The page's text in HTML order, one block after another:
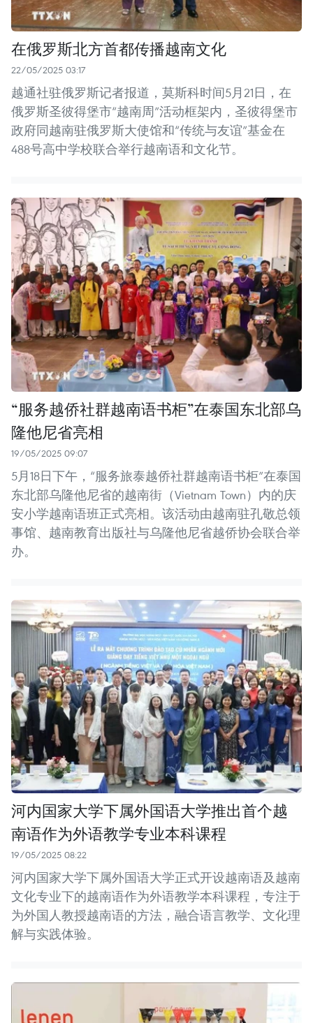
在俄罗斯北方首都传播越南文化
22/05/2025 03:17
越通社驻俄罗斯记者报道，莫斯科时间5月21日，在
俄罗斯圣彼得堡市“越南周”活动框架内，圣彼得堡市
政府同越南驻俄罗斯大使馆和“传统与友谊”基金在
488号高中学校联合举行越南语和文化节。
“服务越侨社群越南语书柜”在泰国东北部乌
隆他尼省亮相
19/05/2025 09:07
5月18日下午，“服务旅泰越侨社群越南语书柜”在泰国
东北部乌隆他尼省的越南街（Vietnam Town）内的庆
安小学越南语班正式亮相。该活动由越南驻孔敬总领
事馆、越南教育出版社与乌隆他尼省越侨协会联合举
办。
河内国家大学下属外国语大学推出首个越
南语作为外语教学专业本科课程
19/05/2025 08:22
河内国家大学下属外国语大学正式开设越南语及越南
文化专业下的越南语作为外语教学本科课程，专注于
为外国人教授越南语的方法，融合语言教学、文化理
解与实践体验。